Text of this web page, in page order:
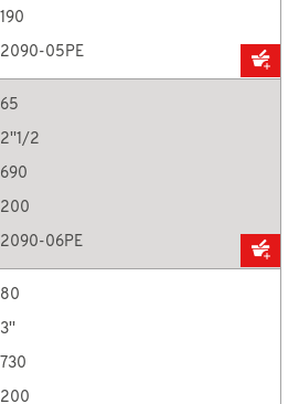
190
2090-05PE
65
2''1/2
690
200
2090-06PE
80
3''
730
200